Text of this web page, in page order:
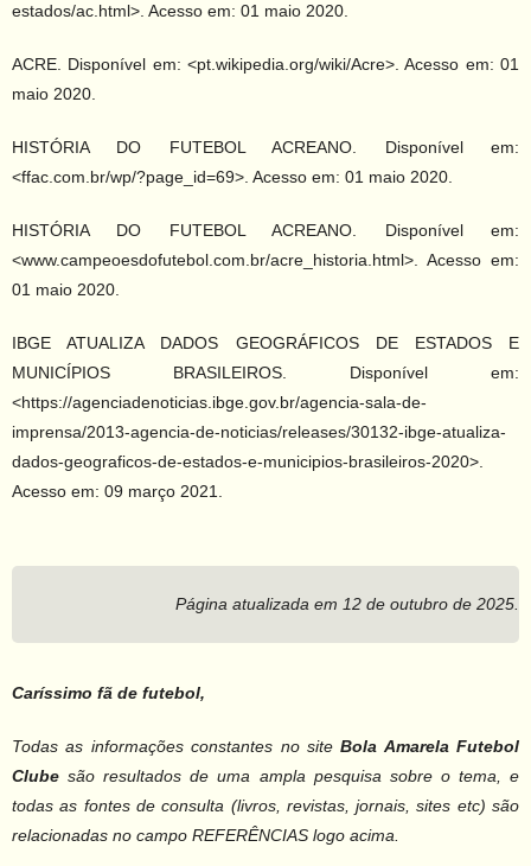
estados/ac.html>. Acesso em: 01 maio 2020.
ACRE. Disponível em: <pt.wikipedia.org/wiki/Acre>. Acesso em: 01
maio 2020.
HISTÓRIA DO FUTEBOL ACREANO. Disponível em:
<ffac.com.br/wp/?page_id=69>. Acesso em: 01 maio 2020.
HISTÓRIA DO FUTEBOL ACREANO. Disponível em:
<www.campeoesdofutebol.com.br/acre_historia.html>. Acesso em:
01 maio 2020.
IBGE ATUALIZA DADOS GEOGRÁFICOS DE ESTADOS E
MUNICÍPIOS BRASILEIROS. Disponível em:
<https://agenciadenoticias.ibge.gov.br/agencia-sala-de-
imprensa/2013-agencia-de-noticias/releases/30132-ibge-atualiza-
dados-geograficos-de-estados-e-municipios-brasileiros-2020>.
Acesso em: 09 março 2021.
Página atualizada em 12 de outubro de 2025.
Caríssimo fã de futebol,
Todas as informações constantes no siteBola Amarela Futebol
Clube são resultados de uma ampla pesquisa sobre o tema, e
todas as fontes de consulta (livros, revistas, jornais, sites etc) são
relacionadas no campo REFERÊNCIAS logo acima.